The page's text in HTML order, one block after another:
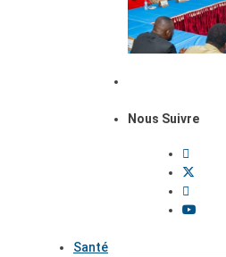
Nous Suivre
Santé